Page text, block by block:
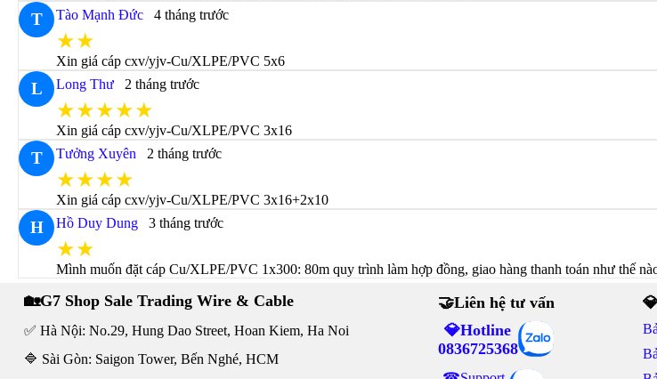
T Tào Mạnh Đức 4 tháng trước
★★
Xin giá cáp cxv/yjv-Cu/XLPE/PVC 5x6
L Long Thư 2 tháng trước
★★★★★
Xin giá cáp cxv/yjv-Cu/XLPE/PVC 3x16
T Tưởng Xuyên 2 tháng trước
★★★★
Xin giá cáp cxv/yjv-Cu/XLPE/PVC 3x16+2x10
H Hồ Duy Dung 3 tháng trước
★★
Mình muốn đặt cáp Cu/XLPE/PVC 1x300: 80m quy trình làm hợp đồng, giao hàng thanh toán như thế
🏡G7 Shop Sale Trading Wire & Cable
✅ Hà Nội: No.29, Hung Dao Street, Hoan Kiem, Ha Noi
🔷 Sài Gòn: Saigon Tower, Bến Nghé, HCM
🤝Liên hệ tư vấn
💎Hotline
0836725368